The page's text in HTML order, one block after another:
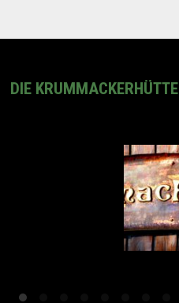
DIE KRUMMACKERHÜTTE